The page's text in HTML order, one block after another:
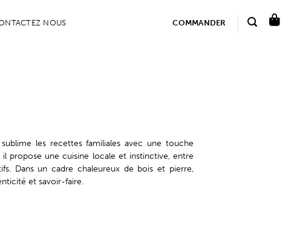
NOUS COMMANDER
les recettes familiales avec une touche
il propose une cuisine locale et instinctive, entre
Dans un cadre chaleureux de bois et pierre,
et savoir-faire.